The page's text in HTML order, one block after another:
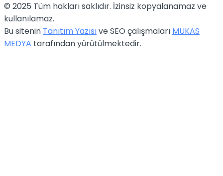
© 2025 Tüm hakları saklıdır. İzinsiz kopyalanamaz ve
kullanılamaz.
Bu sitenin Tanıtım Yazısıve SEO çalışmaları MUKAS
MEDYA tarafından yürütülmektedir.